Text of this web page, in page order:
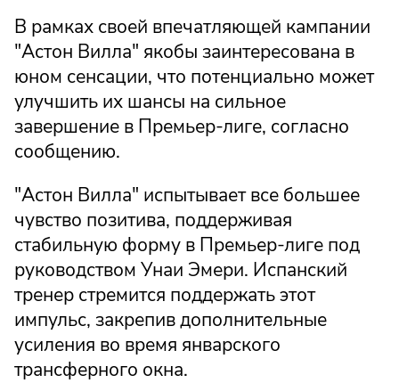
В рамках своей впечатляющей кампании
"Астон Вилла" якобы заинтересована в
юном сенсации, что потенциально может
улучшить их шансы на сильное
завершение в Премьер-лиге, согласно
сообщению.
"Астон Вилла" испытывает все большее
чувство позитива, поддерживая
стабильную форму в Премьер-лиге под
руководством Унаи Эмери. Испанский
тренер стремится поддержать этот
импульс, закрепив дополнительные
усиления во время январского
трансферного окна.